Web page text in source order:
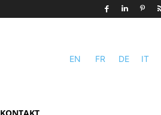
EN FR DE IT
KONTAKT